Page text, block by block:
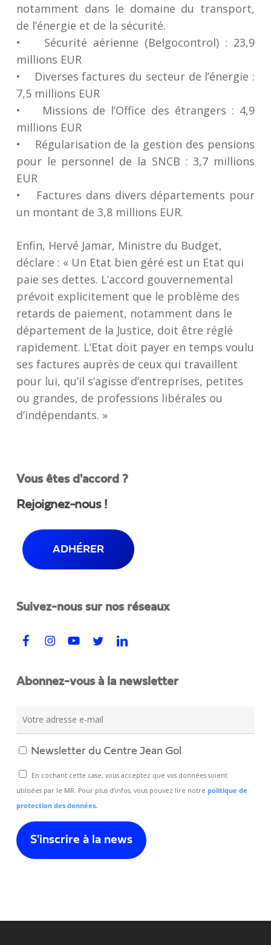
notamment dans le domaine du transport,
de l’énergie et de la sécurité.
• Sécurité aérienne (Belgocontrol) : 23,9
millions EUR
• Diverses factures du secteur de l’énergie :
7,5 millions EUR
• Missions de l’Office des étrangers : 4,9
millions EUR
• Régularisation de la gestion des pensions
pour le personnel de la SNCB : 3,7 millions
EUR
• Factures dans divers départements pour
un montant de 3,8 millions EUR.
Enfin, Hervé Jamar, Ministre du Budget,
déclare : « Un Etat bien géré est un Etat qui
paie ses dettes. L’accord gouvernemental
prévoit explicitement que le problème des
retards de paiement, notamment dans le
département de la Justice, doit être réglé
rapidement. L’Etat doit payer en temps voulu
ses factures auprès de ceux qui travaillent
pour lui, qu’il s’agisse d’entreprises, petites
ou grandes, de professions libérales ou
d’indépendants. »
Vous êtes d'accord ?
Rejoignez-nous !
ADHÉRER
Suivez-nous sur nos réseaux
Abonnez-vous à la newsletter
Newsletter du Centre Jean Gol
En cochant cette case, vous acceptez que vos données soient
utilisées par le MR. Pour plus d’infos, vous pouvez lire notrepolitique de
protection des données.